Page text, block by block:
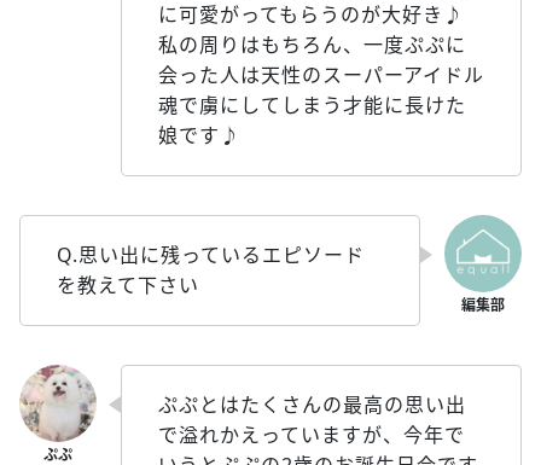
に可愛がってもらうのが大好き♪
私の周りはもちろん、一度ぷぷに
会った人は天性のスーパーアイドル
魂で虜にしてしまう才能に長けた
娘です♪
Q.思い出に残っているエピソード
を教えて下さい
ぷぷとはたくさんの最高の思い出
で溢れかえっていますが、今年で